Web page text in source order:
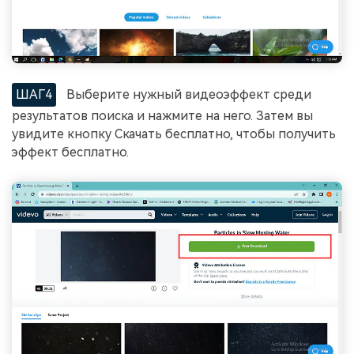
ШАГ4
Выберите нужный видеоэффект среди
результатов поиска и нажмите на него. Затем вы
увидите кнопку Скачать бесплатно, чтобы получить
эффект бесплатно.